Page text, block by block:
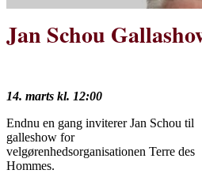
Jan Schou
14. marts kl. 12:00
Endnu en gang inviterer Jan Schou til
galleshow for
velgørenhedsorganisationen Terre des
Hommes.